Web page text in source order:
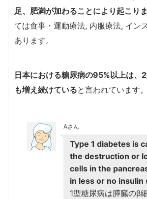
足、肥満が加わることにより起こり
ては食事・運動療法, 内服療法, イン
あります。
日本における糖尿病の95%以上は、 2
も増え続けていると言われています。
Aさん
Type 1 diabetes is
the destruction or
cells in the
in less or no insulin
1型糖尿病は膵臓のβ